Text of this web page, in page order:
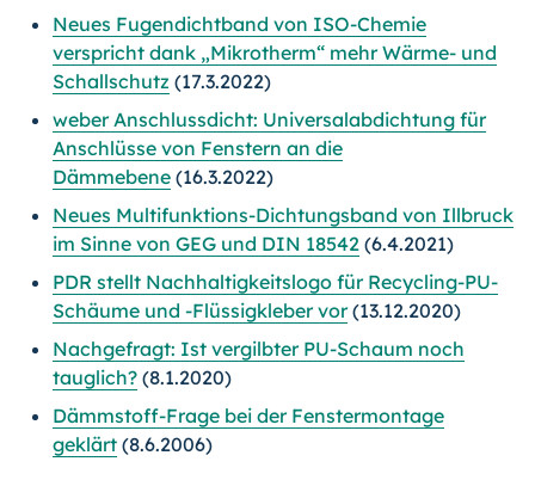
Neues Fugendichtband von ISO-Chemie
verspricht dank „Mikrotherm“ mehr Wärme- und
Schallschutz (17.3.2022)
weber Anschlussdicht: Universalabdichtung für
Anschlüsse von Fenstern an die
Dämmebene (16.3.2022)
Neues Multifunktions-Dichtungsband von Illbruck
im Sinne von GEG und DIN 18542 (6.4.2021)
PDR stellt Nachhaltigkeitslogo für Recycling-PU-
Schäume und -Flüssigkleber vor(13.12.2020)
Nachgefragt: Ist vergilbter PU-Schaum noch
tauglich? (8.1.2020)
Dämmstoff-Frage bei der Fenstermontage
geklärt (8.6.2006)